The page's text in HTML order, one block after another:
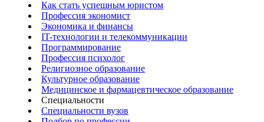
Как стать успешным юристом
Профессия экономист
Экономика и финансы
IT-технологии и телекоммуникации
Программирование
Профессия психолог
Религиозное образование
Культурное образование
Медицинское и фармацевтическое образование
Специальности
Специальности вузов